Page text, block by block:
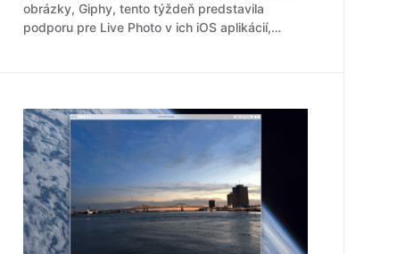
obrázky, Giphy, tento týždeň predstavila
podporu pre Live Photo v ich iOS aplikácií,…